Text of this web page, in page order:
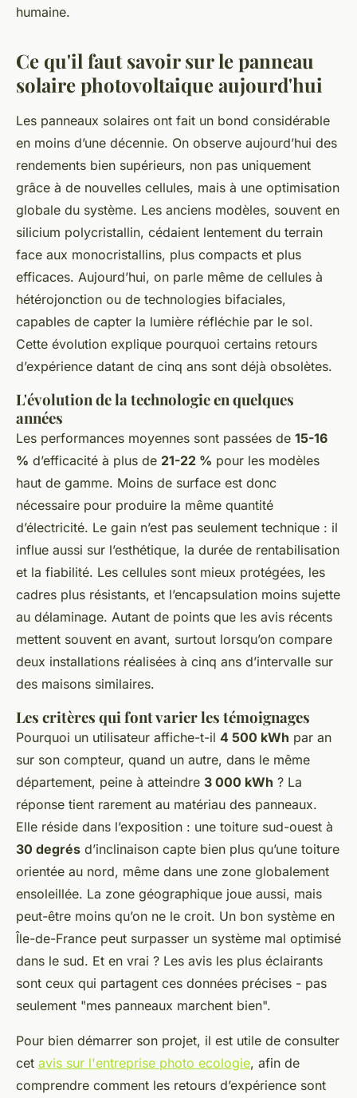
humaine.
Ce qu'il faut savoir sur le panneau
solaire photovoltaique aujourd'hui
Les panneaux solaires ont fait un bond considérable
en moins d’une décennie. On observe aujourd’hui des
rendements bien supérieurs, non pas uniquement
grâce à de nouvelles cellules, mais à une optimisation
globale du système. Les anciens modèles, souvent en
silicium polycristallin, cédaient lentement du terrain
face aux monocristallins, plus compacts et plus
efficaces. Aujourd’hui, on parle même de cellules à
hétérojonction ou de technologies bifaciales,
capables de capter la lumière réfléchie par le sol.
Cette évolution explique pourquoi certains retours
d’expérience datant de cinq ans sont déjà obsolètes.
L'évolution de la technologie en quelques
années
Les performances moyennes sont passées de 15-16
% d’efficacité à plus de 21-22 % pour les modèles
haut de gamme. Moins de surface est donc
nécessaire pour produire la même quantité
d’électricité. Le gain n’est pas seulement technique : il
influe aussi sur l’esthétique, la durée de rentabilisation
et la fiabilité. Les cellules sont mieux protégées, les
cadres plus résistants, et l’encapsulation moins sujette
au délaminage. Autant de points que les avis récents
mettent souvent en avant, surtout lorsqu’on compare
deux installations réalisées à cinq ans d’intervalle sur
des maisons similaires.
Les critères qui font varier les témoignages
Pourquoi un utilisateur affiche-t-il 4 500 kWh par an
sur son compteur, quand un autre, dans le même
département, peine à atteindre 3 000 kWh ? La
réponse tient rarement au matériau des panneaux.
Elle réside dans l’exposition : une toiture sud-ouest à
30 degrés d’inclinaison capte bien plus qu’une toiture
orientée au nord, même dans une zone globalement
ensoleillée. La zone géographique joue aussi, mais
peut-être moins qu’on ne le croit. Un bon système en
Île-de-France peut surpasser un système mal optimisé
dans le sud. Et en vrai ? Les avis les plus éclairants
sont ceux qui partagent ces données précises - pas
seulement "mes panneaux marchent bien".
Pour bien démarrer son projet, il est utile de consulter
cet avis sur l'entreprise photo ecologie, afin de
comprendre comment les retours d’expérience sont